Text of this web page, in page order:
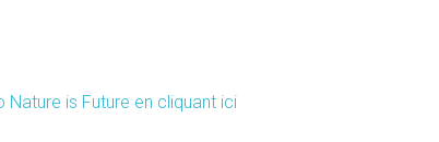
is Future en cliquant ici